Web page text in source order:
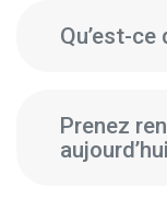
Qu’est-ce
Prenez
aujourd’hui